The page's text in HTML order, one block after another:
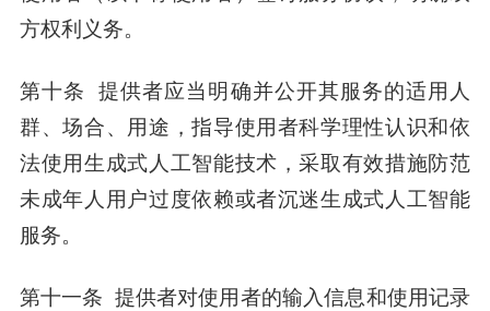
方权利义务。
第十条 提供者应当明确并公开其服务的适用人
群、场合、用途，指导使用者科学理性认识和依
法使用生成式人工智能技术，采取有效措施防范
未成年人用户过度依赖或者沉迷生成式人工智能
服务。
第十一条 提供者对使用者的输入信息和使用记录